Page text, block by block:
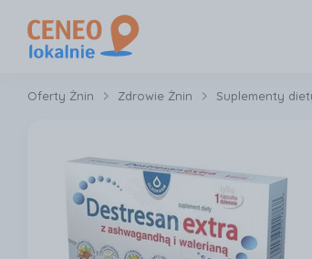
Oferty Żnin Zdrowie Żnin Suplementy